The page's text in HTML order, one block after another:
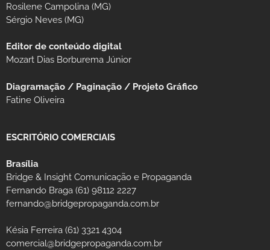
Rosilene Campolina (MG)
Sérgio Neves (MG)
Editor de conteúdo digital
Mozart Dias Borburema Júnior
Diagramação / Paginação / Projeto Gráfico
Fatine Oliveira
ESCRITÓRIO COMERCIAIS
Brasília
Bridge & Insight Comunicação e Propaganda
Fernando Braga (61) 98112 2227
fernando@bridgepropaganda.com.br
Késia Ferreira (61) 3321 4304
comercial@bridgepropaganda.com.br